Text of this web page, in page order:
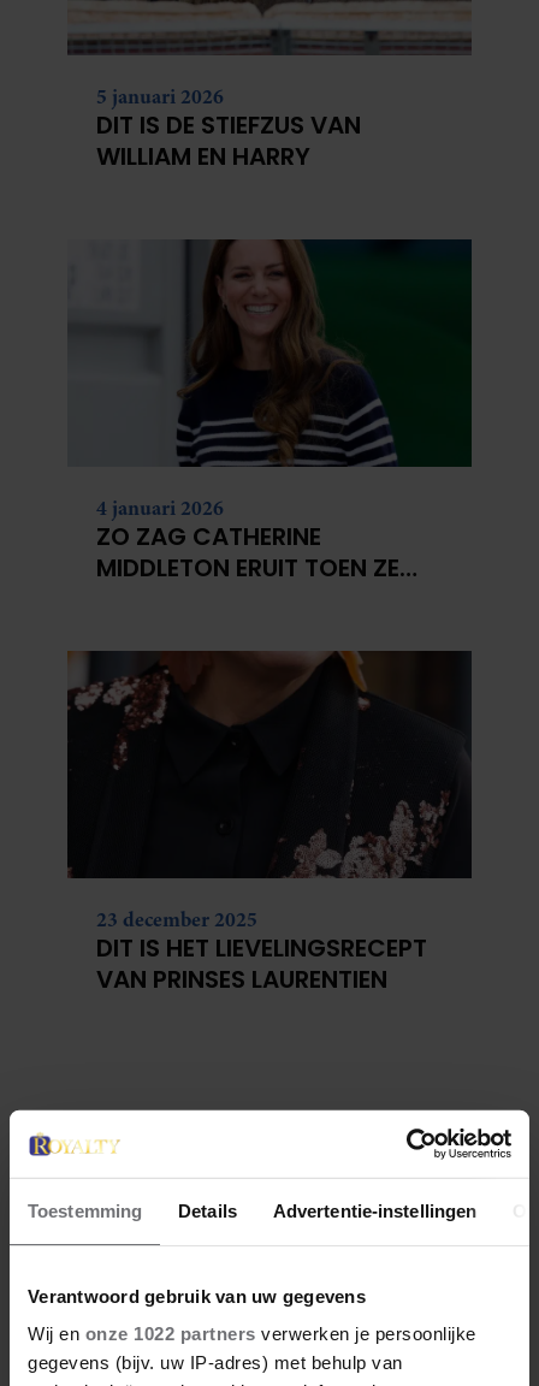
Toestemming Details Advertentie-instellingen
Verantwoord gebruik van uw gegevens
Wij en onze 1022 partners verwerken je persoonlijke
gegevens (bijv. uw IP-adres) met behulp van
5 januari 2026
DIT IS DE STIEFZUS VAN
WILLIAM EN HARRY
4 januari 2026
ZO ZAG CATHERINE
MIDDLETON ERUIT TOEN ZE
23 december 2025
DIT IS HET LIEVELINGSRECEPT
VAN PRINSES LAURENTIEN